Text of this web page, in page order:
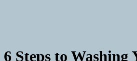
6 Steps to Washing